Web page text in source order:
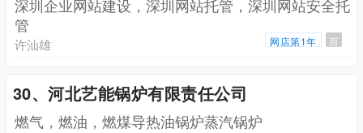
深圳企业网站建设，深圳网站托管，深圳网站安全托
管
许汕雄 网店第1年 百
30、河北艺能锅炉有限责任公司
燃气，燃油，燃煤导热油锅炉蒸汽锅炉